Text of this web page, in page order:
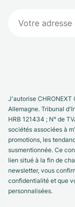
J'autorise
Allemagne. Tribunal
HRB 121434 ; N° de
sociétés associées à
promotions, les
susmentionnée. Ce
lien situé à la fin de
newsletter, vous
confidentialité et que
personnalisées.